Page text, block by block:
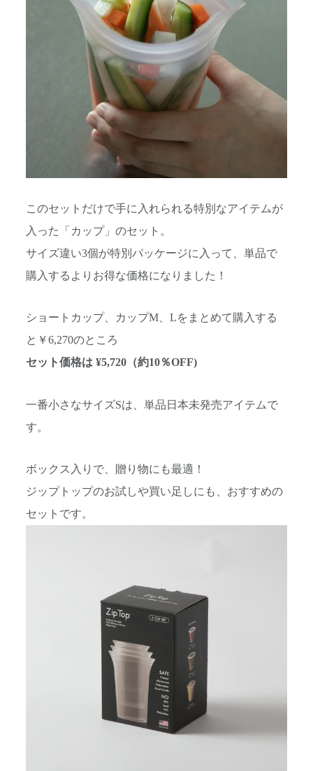
このセットだけで手に入れられる特別なアイテムが
入った「カップ」のセット。
サイズ違い3個が特別パッケージに入って、単品で
購入するよりお得な価格になりました！
ショートカップ、カップM、Lをまとめて購入する
と￥6,270のところ
セット価格は ¥5,720（約10％OFF)
一番小さなサイズSは、単品日本未発売アイテムで
す。
ボックス入りで、贈り物にも最適！
ジップトップのお試しや買い足しにも、おすすめの
セットです。